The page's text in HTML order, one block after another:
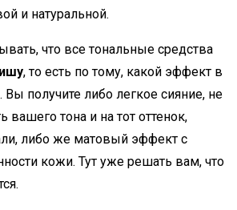
и натуральной.
что все тональные средства
, то есть по тому, какой эффект в
получите либо легкое сияние, не
вашего тона и на тот оттенок,
либо же матовый эффект с
кожи. Тут уже решать вам, что